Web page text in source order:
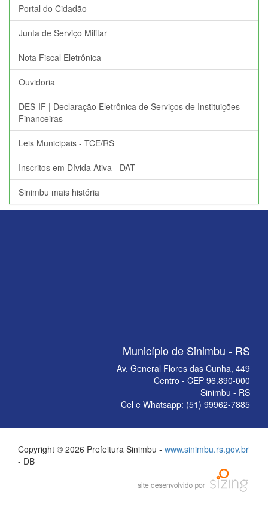
Portal do Cidadão
Junta de Serviço Militar
Nota Fiscal Eletrônica
Ouvidoria
DES-IF | Declaração Eletrônica de Serviços de Instituições
Financeiras
Leis Municipais - TCE/RS
Inscritos em Dívida Ativa - DAT
Sinimbu mais história
Município de Sinimbu - RS
Av. General Flores das Cunha, 449
Centro - CEP 96.890-000
Sinimbu - RS
Cel e Whatsapp: (51) 99962-7885
Copyright © 2026 Prefeitura Sinimbu - www.sinimbu.rs.gov.br
- DB